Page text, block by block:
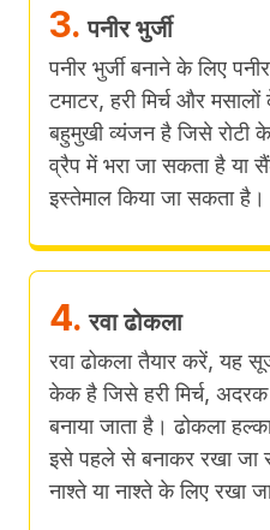
3. पनीर भुर्जी
पनीर भुर्जी बनाने के लिए
टमाटर, हरी मिर्च और
बहुमुखी व्यंजन है जिसे रोटी
व्रैप में भरा जा सकता है या
इस्तेमाल किया जा सकता है।
4. रवा ढोकला
रवा ढोकला तैयार करें, यह
केक है जिसे हरी मिर्च,
बनाया जाता है। ढोकला
इसे पहले से बनाकर रखा जा
नाश्ते या नाश्ते के लिए रखा